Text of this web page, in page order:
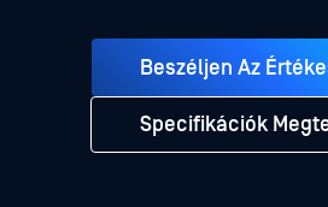
Beszéljen Az
Specifikációk